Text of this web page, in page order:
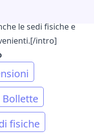
un buon
le sedi fisiche e
intro]
Bollette
fisiche